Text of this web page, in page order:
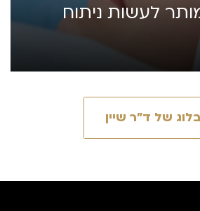
לעשות ניתוח
של ד״ר שיין